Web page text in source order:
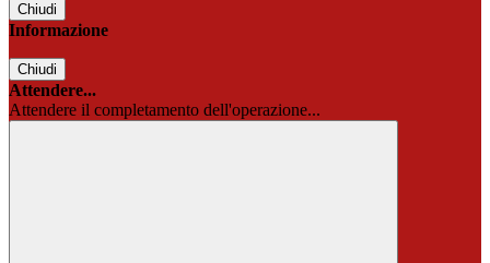
Chiudi
Informazione
Chiudi
Attendere...
Attendere il completamento dell'operazione...